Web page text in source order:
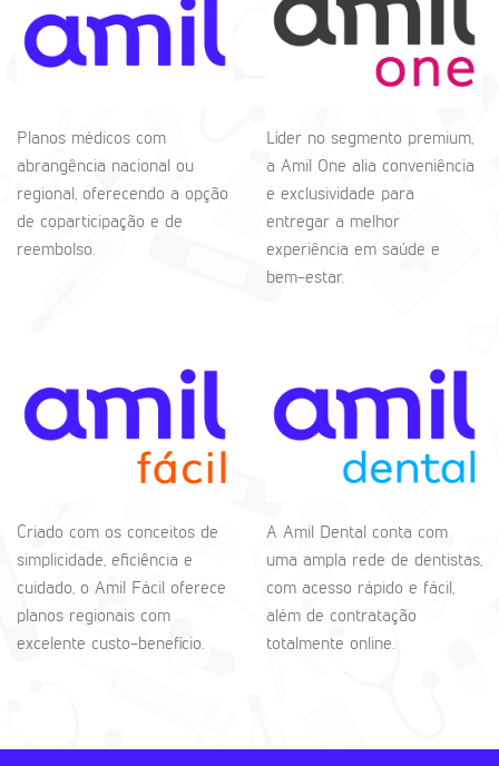
Planos médicos com
abrangência nacional ou
regional, oferecendo a opção
de coparticipação e de
reembolso.
Líder no segmento premium,
a Amil One alia conveniência
e exclusividade para
entregar a melhor
experiência em saúde e
bem-estar.
Criado com os conceitos de
simplicidade, eficiência e
cuidado, o Amil Fácil oferece
planos regionais com
excelente custo-benefício.
A Amil Dental conta com
uma ampla rede de dentistas,
com acesso rápido e fácil,
além de contratação
totalmente online.